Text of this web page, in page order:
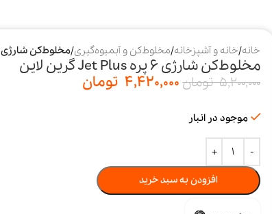
خانه/خانه و آشپزخانه/مخلوط‌کن و آبمیوه‌گیری/مخلوط‌کن شارژی ۶ پره Jet Plus گرین لاین
مخلوط‌کن شارژی ۶ پره Jet Plus گرین لاین
5,200,000 تومان4,420,000 تومان
موجود در انبار
افزودن به سبد خرید